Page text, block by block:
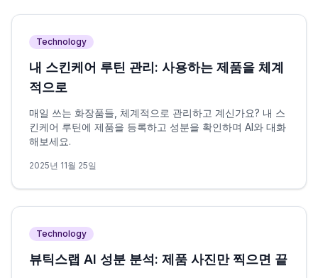
Technology
내 스킨케어 루틴 관리: 사용하는 제품을 체계
적으로
매일 쓰는 화장품들, 체계적으로 관리하고 계신가요? 내 스
킨케어 루틴에 제품을 등록하고 성분을 확인하며 AI와 대화
해보세요.
2025년 11월 25일
Technology
뷰틱스랩 AI 성분 분석: 제품 사진만 찍으면 끝